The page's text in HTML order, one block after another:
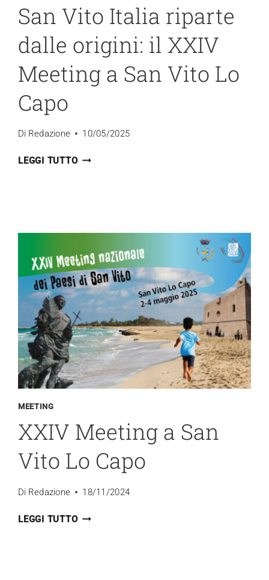
San Vito Italia riparte
dalle origini: il XXIV
Meeting a San Vito Lo
Capo
Di Redazione 10/05/2025
LEGGI TUTTOSAN
ORIGINI:
IL
XXIV
MEETING
A
SAN
VITO
LO
CAPO
MEETING
XXIV Meeting a San
Vito Lo Capo
Di Redazione 18/11/2024
LEGGI TUTTOXXIV